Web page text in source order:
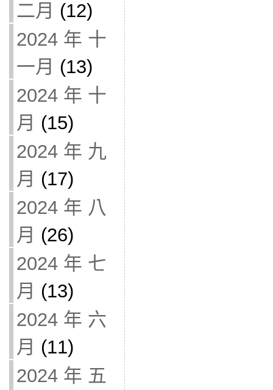
二月 (12)
2024 年 十
一月 (13)
2024 年 十
月 (15)
2024 年 九
月 (17)
2024 年 八
月 (26)
2024 年 七
月 (13)
2024 年 六
月 (11)
2024 年 五